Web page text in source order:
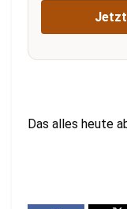
Das alles heute